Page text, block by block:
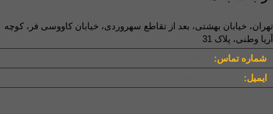
تهران، خیابان بهشتی، بعد از تقاطع سهروردی، خیابان کاووسی فر، کوچه
آریا وطنی، پلاک 31
شماره تماس:
ایمیل: